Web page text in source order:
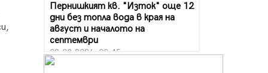
Пернишкият кв. "Изток" още 12
дни без топла вода в края на
август и началото на
септември
09.08.2026, 00:45